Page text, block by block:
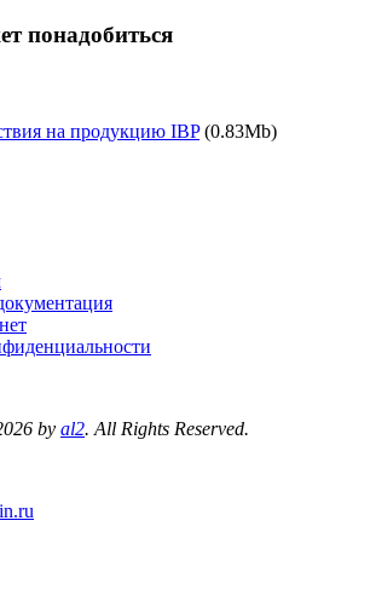
понадобиться
на продукцию IBP(0.83Mb)
by al2. All Rights Reserved.